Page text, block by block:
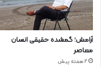
آرامش؛ گمشده حقیقی انسان
معاصر
2 هفته پیش